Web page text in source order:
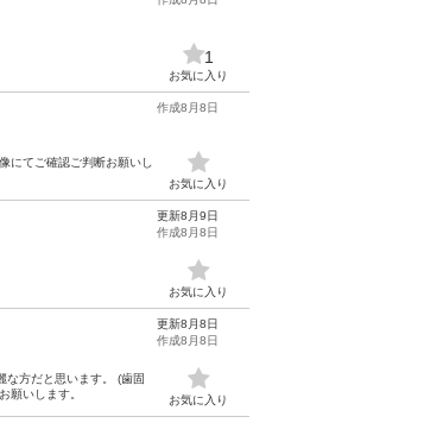
1
お気に入り
にてご確認ご判断お願いし
作成8月8日
お気に入り
更新8月9日
作成8月8日
お気に入り
な方だと思います。 (歯固
願いします。
更新8月8日
作成8月8日
お気に入り